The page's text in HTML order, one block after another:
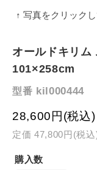
↑ 写真をクリック
オールドキリム
101×258cm
型番 kil000444
28,600円(税込)
定価 47,800円(税込
購入数